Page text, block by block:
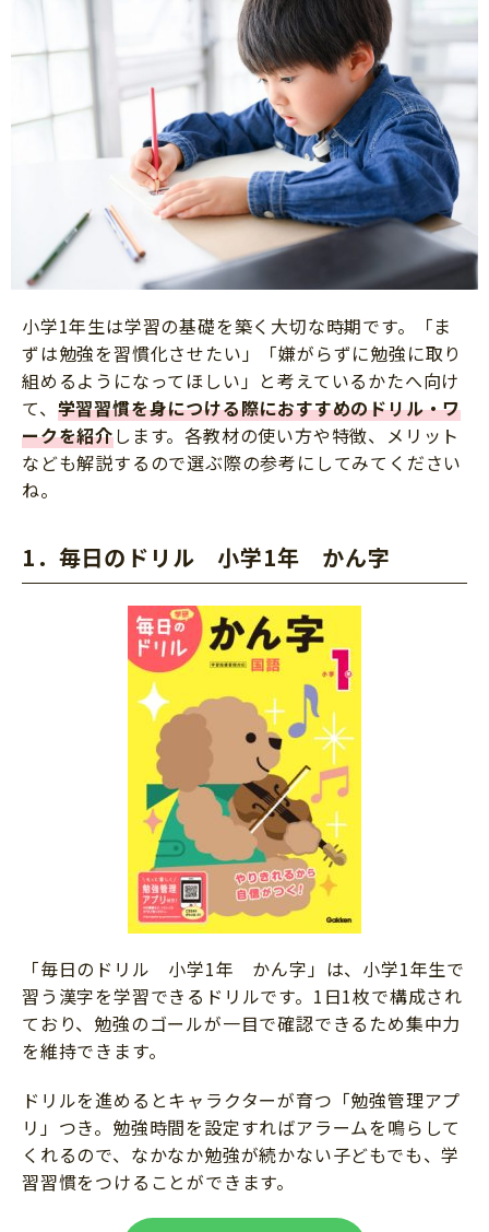
小学1年生は学習の基礎を築く大切な時期です。「ま
ずは勉強を習慣化させたい」「嫌がらずに勉強に取り
組めるようになってほしい」と考えているかたへ向け
て、 学習習慣を身につける際におすすめのドリル・ワ
ークを紹介します。各教材の使い方や特徴、メリット
なども解説するので選ぶ際の参考にしてみてください
ね。
1．毎日のドリル 小学1年 かん字
「毎日のドリル 小学1年 かん字」は、小学1年生で
習う漢字を学習できるドリルです。1日1枚で構成され
ており、勉強のゴールが一目で確認できるため集中力
を維持できます。
ドリルを進めるとキャラクターが育つ「勉強管理アプ
リ」つき。勉強時間を設定すればアラームを鳴らして
くれるので、なかなか勉強が続かない子どもでも、学
習習慣をつけることができます。